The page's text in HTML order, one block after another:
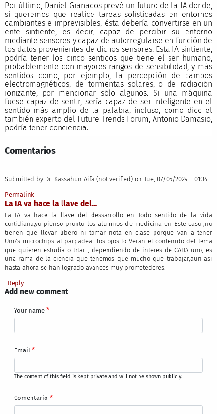
Por último, Daniel Granados prevé un futuro de la IA donde,
si queremos que realice tareas sofisticadas en entornos
cambiantes e imprevisibles, ésta debería convertirse en un
ente sintiente, es decir, capaz de percibir su entorno
mediante sensores y capaz de autorregularse en función de
los datos provenientes de dichos sensores. Esta IA sintiente,
podría tener los cinco sentidos que tiene el ser humano,
probablemente con mayores rangos de sensibilidad, y más
sentidos como, por ejemplo, la percepción de campos
electromagnéticos, de tormentas solares, o de radiación
ionizante, por mencionar sólo algunos. Si una máquina
fuese capaz de sentir, sería capaz de ser inteligente en el
sentido más amplio de la palabra, incluso, como dice el
también experto del Future Trends Forum, Antonio Damasio,
podría tener conciencia.
Comentarios
Submitted by Dr. Kassahun Aifa (not verified) on Tue, 07/05/2024 - 01:34
Permalink
La IA va hace la llave del…
La IA va hace la llave del dessarrollo en Todo sentido de la vida
cortidiana,yo pienso pronto los alumnos de medicina en Este caso ,no
tienen que llevar libero ni tomar nota en clase porque van a tener
Uno's microchips al parpadear los ojos lo Veran el contenido del tema
que quieren estudia o trtar , dependiendo de interes de CADA uno, es
una rama de la ciencia que tenemos que mucho que trabajar,aun asi
hasta ahora se han logrado avances muy prometedores.
Reply
Add new comment
Your name
Email
The content of this field is kept private and will not be shown publicly.
Comentario